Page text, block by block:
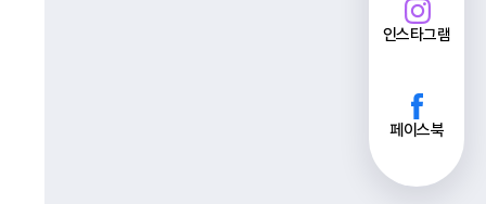
인스타그램
페이스북